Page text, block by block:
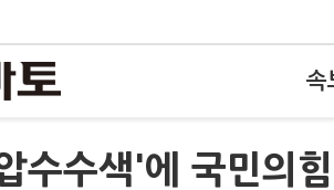
속
수수색'에 국민의